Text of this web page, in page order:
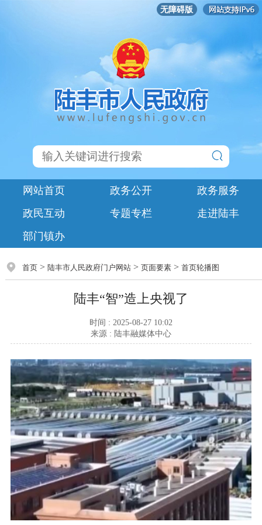
无障碍版
网站首页 政务公开
政务服务
政民互动
专题专栏
走进陆丰
部门镇办
首页> 陆丰市人民政府门户网站> 页面要素> 首页轮播图
陆丰“智”造上央视了
时间 : 2025-08-27 10:02
来源 : 陆丰融媒体中心